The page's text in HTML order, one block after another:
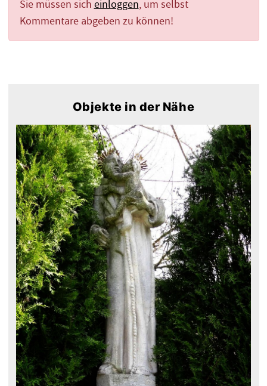
Sie müssen sich einloggen, um selbst
Kommentare abgeben zu können!
Objekte in der Nähe